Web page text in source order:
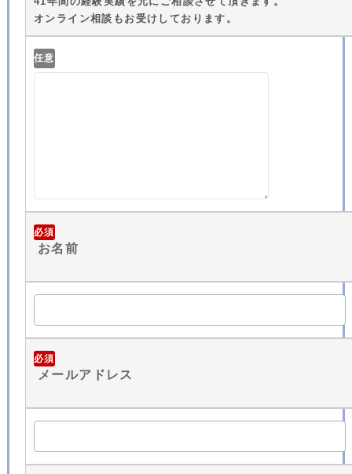
オンライン相談もお受けしております。
任意
必須
お名前
必須
メールアドレス